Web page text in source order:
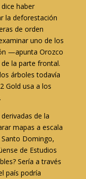
haber
la deforestación
de orden
uno de los
—apunta Orozco
la parte frontal.
árboles todavía
Gold usa a los
de la
mapas a escala
Domingo,
de Estudios
Sería a través
país podría